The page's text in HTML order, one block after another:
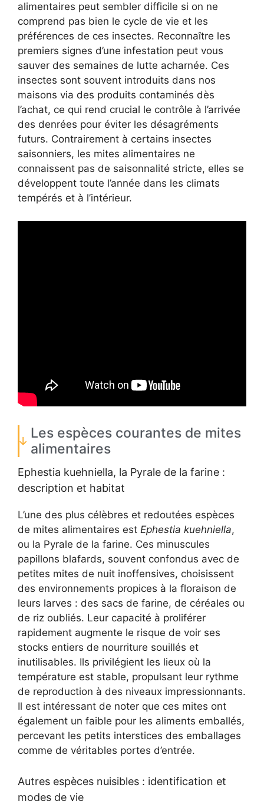
alimentaires peut sembler difficile si on ne
comprend pas bien le cycle de vie et les
préférences de ces insectes. Reconnaître les
premiers signes d’une infestation peut vous
sauver des semaines de lutte acharnée. Ces
insectes sont souvent introduits dans nos
maisons via des produits contaminés dès
l’achat, ce qui rend crucial le contrôle à l’arrivée
des denrées pour éviter les désagréments
futurs. Contrairement à certains insectes
saisonniers, les mites alimentaires ne
connaissent pas de saisonnalité stricte, elles se
développent toute l’année dans les climats
tempérés et à l’intérieur.
Les espèces courantes de mites
alimentaires
Ephestia kuehniella, la Pyrale de la farine :
description et habitat
L’une des plus célèbres et redoutées espèces
de mites alimentaires est Ephestia kuehniella,
ou la Pyrale de la farine. Ces minuscules
papillons blafards, souvent confondus avec de
petites mites de nuit inoffensives, choisissent
des environnements propices à la floraison de
leurs larves : des sacs de farine, de céréales ou
de riz oubliés. Leur capacité à proliférer
rapidement augmente le risque de voir ses
stocks entiers de nourriture souillés et
inutilisables. Ils privilégient les lieux où la
température est stable, propulsant leur rythme
de reproduction à des niveaux impressionnants.
Il est intéressant de noter que ces mites ont
également un faible pour les aliments emballés,
percevant les petits interstices des emballages
comme de véritables portes d’entrée.
Autres espèces nuisibles : identification et
modes de vie